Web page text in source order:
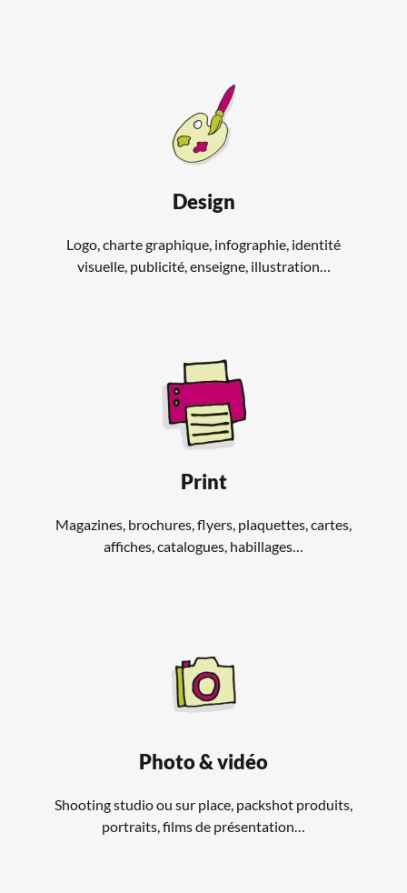
Design
Logo, charte graphique, infographie, identité
visuelle, publicité, enseigne, illustration…
Print
Magazines, brochures, flyers, plaquettes, cartes,
affiches, catalogues, habillages…
Photo & vidéo
Shooting studio ou sur place, packshot produits,
portraits, films de présentation…